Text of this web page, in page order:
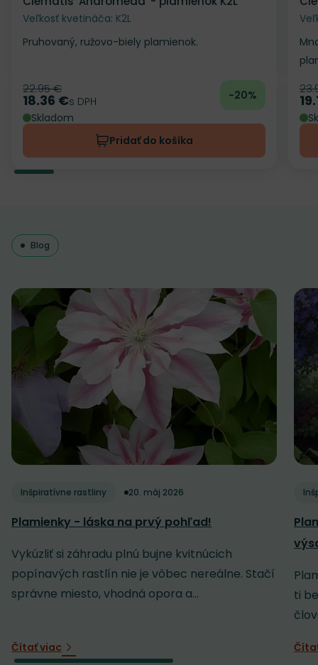
Veľkosť kvetináča: K2L
Pruhovaný, ružovo-biely plamienok.
Pôvodná cena
22.95 €
Cena
18.36 €s DPH
-20%
Skladom
Pridať do košíka
Blog
Inšpiratívne rastliny 20. máj 2026
Plamienky - láska na prvý pohľad!
Vykúzliť si záhradu plnú bujne kvitnúcich
popínavých rastlín nie je vôbec nereálne. Stačí
správne miesto, vhodná opora a...
Čítať viac
ti